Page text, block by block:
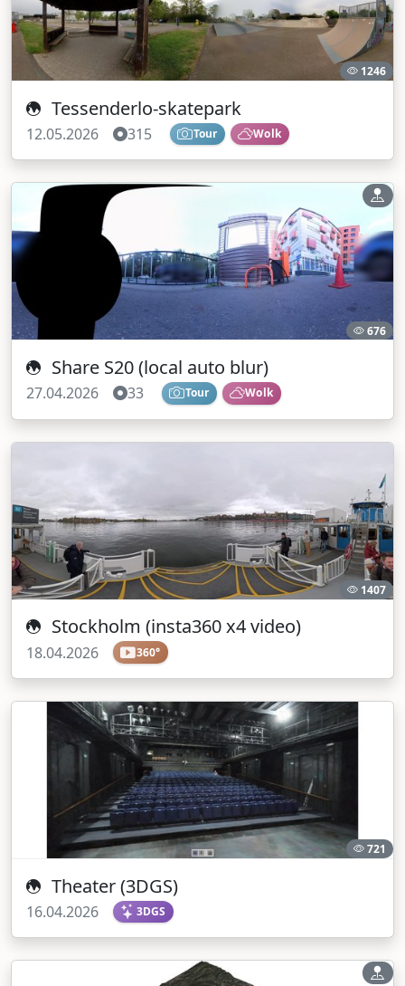
1246
Tessenderlo-skatepark
12.05.2026 315 Tour Wolk
676
Share S20 (local auto blur)
27.04.2026 33 Tour Wolk
1407
Stockholm (insta360 x4 video)
18.04.2026 360°
721
Theater (3DGS)
16.04.2026 3DGS